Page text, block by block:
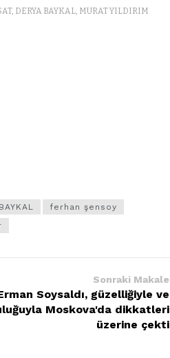
DERYA BAYKAL, MURAT YILDIRIM
ferhan şensoy
Sonraki Makale
Soysaldı, güzelliğiyle ve
Moskova'da dikkatleri
üzerine çekti